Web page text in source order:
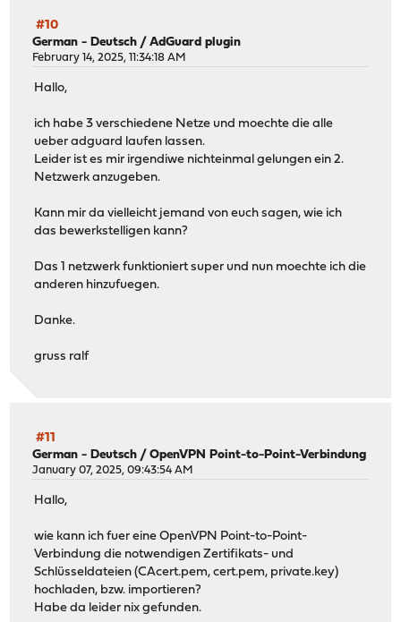
#10
German - Deutsch /AdGuard plugin
February 14, 2025, 11:34:18 AM
Hallo,
ich habe 3 verschiedene Netze und moechte die alle
ueber adguard laufen lassen.
Leider ist es mir irgendiwe nichteinmal gelungen ein 2.
Netzwerk anzugeben.
Kann mir da vielleicht jemand von euch sagen, wie ich
das bewerkstelligen kann?
Das 1 netzwerk funktioniert super und nun moechte ich die
anderen hinzufuegen.
Danke.
gruss ralf
#11
German - Deutsch /OpenVPN Point-to-Point-Verbindung
January 07, 2025, 09:43:54 AM
Hallo,
wie kann ich fuer eine OpenVPN Point-to-Point-
Verbindung die notwendigen Zertifikats- und
Schlüsseldateien (CAcert.pem, cert.pem, private.key)
hochladen, bzw. importieren?
Habe da leider nix gefunden.